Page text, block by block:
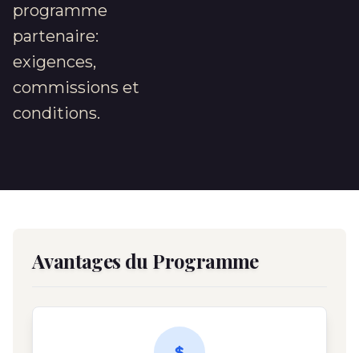
programme
partenaire:
exigences,
commissions et
conditions.
Avantages du Programme